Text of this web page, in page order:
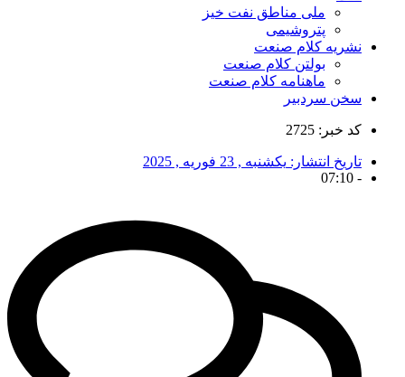
ملی مناطق نفت خیز
پتروشیمی
نشریه کلام صنعت
بولتن کلام صنعت
ماهنامه کلام صنعت
سخن سردبیر
کد خبر: 2725
تاریخ انتشار: یکشنبه , 23 فوریه , 2025
-
07:10